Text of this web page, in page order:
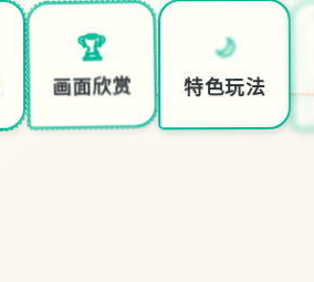
🏆
画面欣赏
🌙
特色玩法